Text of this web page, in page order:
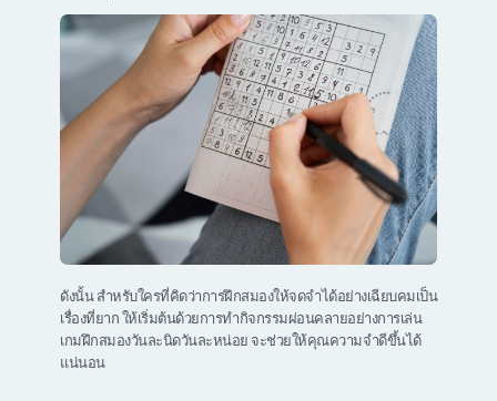
ดังนั้น สำหรับใครที่คิดว่าการฝึกสมองให้จดจำได้อย่างเฉียบคมเป็น
เรื่องที่ยาก ให้เริ่มต้นด้วยการทำกิจกรรมผ่อนคลายอย่างการเล่น
เกมฝึกสมองวันละนิดวันละหน่อย จะช่วยให้คุณความจำดีขึ้นได้
แน่นอน